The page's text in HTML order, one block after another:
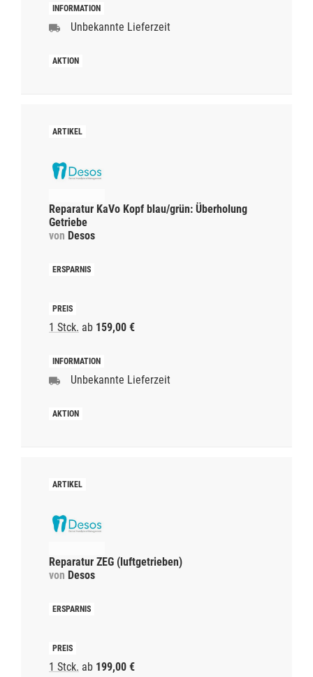
Unbekannte Lieferzeit
Reparatur KaVo Kopf blau/grün: Überholung
Getriebe
von Desos
1 Stck. ab 159,00 €
Unbekannte Lieferzeit
Reparatur ZEG (luftgetrieben)
von Desos
1 Stck. ab 199,00 €